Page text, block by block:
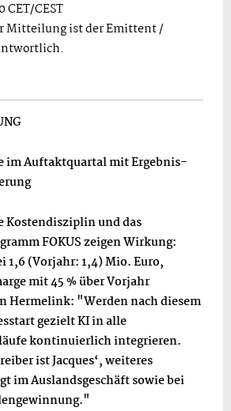
CET/CEST
Mitteilung ist der Emittent /
im Auftaktquartal mit Ergebnis-
Kostendisziplin und das
FOKUS zeigen Wirkung:
1,6 (Vorjahr: 1,4) Mio. Euro,
mit 45 % über Vorjahr
Hermelink: "Werden nach diesem
gezielt KI in alle
kontinuierlich integrieren.
ist Jacques‘, weiteres
im Auslandsgeschäft sowie bei